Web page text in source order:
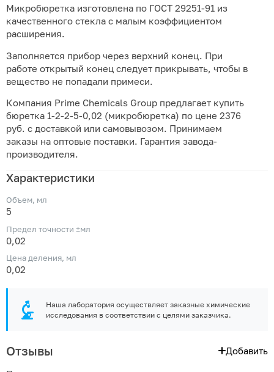
Микробюретка изготовлена по ГОСТ 29251-91 из
качественного стекла с малым коэффициентом
расширения.
Заполняется прибор через верхний конец. При
работе открытый конец следует прикрывать, чтобы в
вещество не попадали примеси.
Компания Prime Chemicals Group предлагает купить
бюретка 1-2-2-5-0,02 (микробюретка) по цене 2376
руб. с доставкой или самовывозом. Принимаем
заказы на оптовые поставки. Гарантия завода-
производителя.
Характеристики
Объем, мл
5
Предел точности ±мл
0,02
Цена деления, мл
0,02
Наша лаборатория осуществляет заказные химические
исследования в соответствии с целями заказчика.
Отзывы Добавить